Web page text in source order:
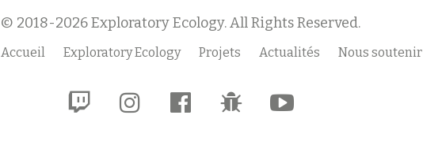
© 2018-2026 Exploratory Ecology. All Rights Reserved.
Accueil Exploratory Ecology Projets Actualités Nous soutenir
fa-
fa-
fa-